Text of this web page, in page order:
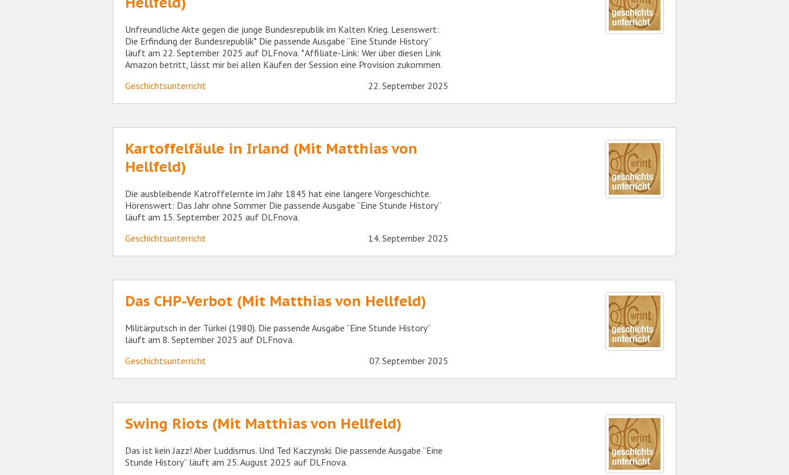
Unfreundliche Akte gegen die junge Bundesrepublik im Kalten Krieg. Lesenswert:
Die Erfindung der Bundesrepublik* Die passende Ausgabe “Eine Stunde History”
läuft am 22. September 2025 auf DLFnova. *Affiliate-Link: Wer über diesen Link
Amazon betritt, lässt mir bei allen Käufen der Session eine Provision zukommen.
Geschichtsunterricht
22. September 2025
Kartoffelfäule in Irland (Mit Matthias von
Hellfeld)
Die ausbleibende Katroffelernte im Jahr 1845 hat eine längere Vorgeschichte.
Hörenswert: Das Jahr ohne Sommer Die passende Ausgabe “Eine Stunde History”
läuft am 15. September 2025 auf DLFnova.
Geschichtsunterricht
14. September 2025
Das CHP-Verbot (Mit Matthias von Hellfeld)
Militärputsch in der Türkei (1980). Die passende Ausgabe “Eine Stunde History”
läuft am 8. September 2025 auf DLFnova.
Geschichtsunterricht
07. September 2025
Swing Riots (Mit Matthias von Hellfeld)
Das ist kein Jazz! Aber Luddismus. Und Ted Kaczynski. Die passende Ausgabe “Eine
Stunde History” läuft am 25. August 2025 auf DLFnova.